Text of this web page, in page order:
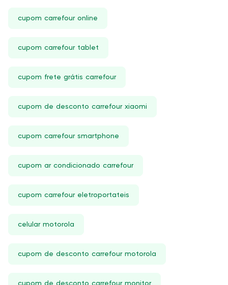
cupom carrefour online
cupom carrefour tablet
cupom frete grátis carrefour
cupom de desconto carrefour xiaomi
cupom carrefour smartphone
cupom ar condicionado carrefour
cupom carrefour eletroportateis
celular motorola
cupom de desconto carrefour motorola
cupom de desconto carrefour monitor